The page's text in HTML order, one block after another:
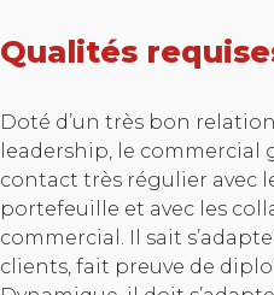
Qualités
Doté d’un très bon
leadership, le commercial
contact très régulier avec
portefeuille et avec les
commercial. Il sait
clients, fait preuve de